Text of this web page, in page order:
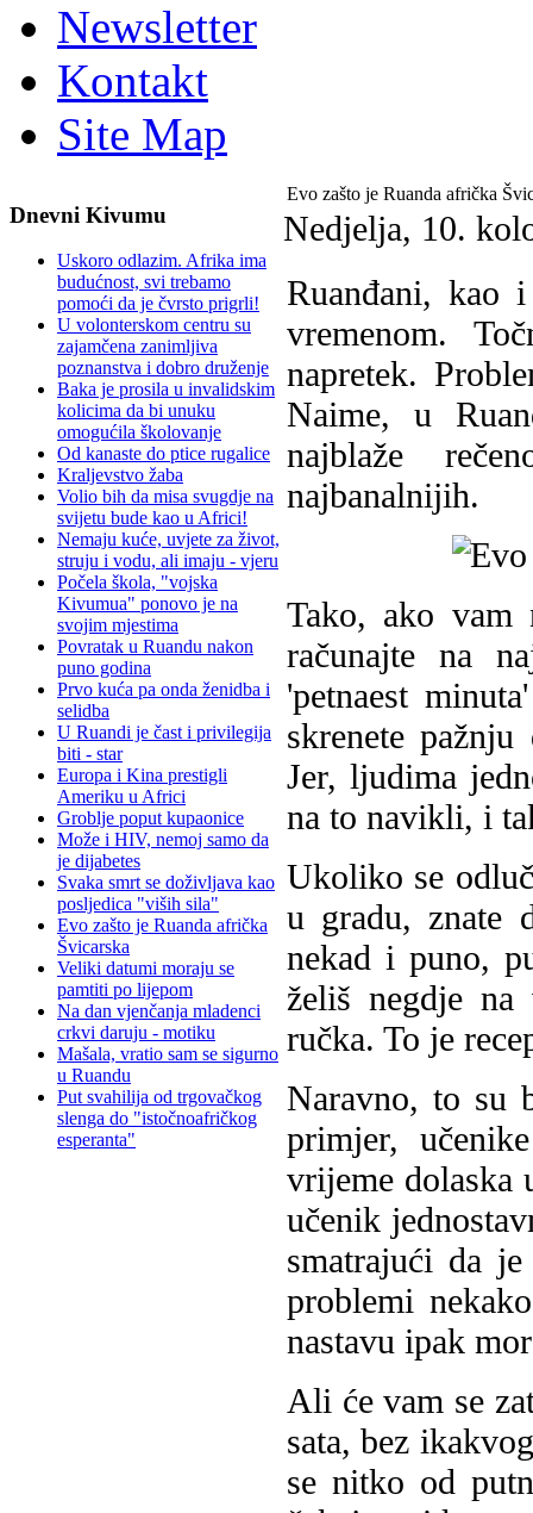
Newsletter
Kontakt
Site Map
Dnevni Kivumu
Uskoro odlazim. Afrika ima
budućnost, svi trebamo
pomoći da je čvrsto prigrli!
U volonterskom centru su
zajamčena zanimljiva
poznanstva i dobro druženje
Baka je prosila u invalidskim
kolicima da bi unuku
omogućila školovanje
Od kanaste do ptice rugalice
Kraljevstvo žaba
Volio bih da misa svugdje na
svijetu bude kao u Africi!
Nemaju kuće, uvjete za život,
struju i vodu, ali imaju - vjeru
Počela škola, "vojska
Kivumua" ponovo je na
svojim mjestima
Povratak u Ruandu nakon
puno godina
Prvo kuća pa onda ženidba i
selidba
U Ruandi je čast i privilegija
biti - star
Europa i Kina prestigli
Ameriku u Africi
Groblje poput kupaonice
Može i HIV, nemoj samo da
je dijabetes
Svaka smrt se doživljava kao
posljedica "viših sila"
Evo zašto je Ruanda afrička
Švicarska
Veliki datumi moraju se
pamtiti po lijepom
Na dan vjenčanja mladenci
crkvi daruju - motiku
Mašala, vratio sam se sigurno
u Ruandu
Put svahilija od trgovačkog
slenga do "istočnoafričkog
esperanta"
Evo zašto je Ruanda afrička
Nedjelja, 10.
Ruanđani, kao
vremenom.
napretek.
Naime, u
najblaže
najbanalnijih.
Tako, ako vam
računajte na
'petnaest
skrenete
Jer, ljudima
na to navikli, i
Ukoliko se
u gradu, znate
nekad i puno,
želiš negdje
ručka. To je
Naravno, to su
primjer,
vrijeme dolaska
učenik
smatrajući da
problemi
nastavu ipak
Ali će vam se
sata, bez
se nitko od